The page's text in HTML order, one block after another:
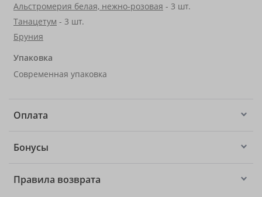
Альстромерия белая, нежно-розовая - 3 шт.
Танацетум - 3 шт.
Бруния
Упаковка
Современная упаковка
Оплата
Бонусы
Правила возврата